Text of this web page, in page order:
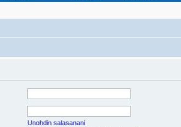
Unohdin salasanani